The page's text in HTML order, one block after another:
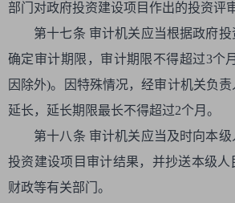
部门对政府投资建设项目作出的投资评
第十七条 审计机关应当根据政府
确定审计期限，审计期限不得超过3个
因除外)。因特殊情况，经审计机关负
延长，延长期限最长不得超过2个月。
第十八条 审计机关应当及时向本
投资建设项目审计结果，并抄送本级人
财政等有关部门。